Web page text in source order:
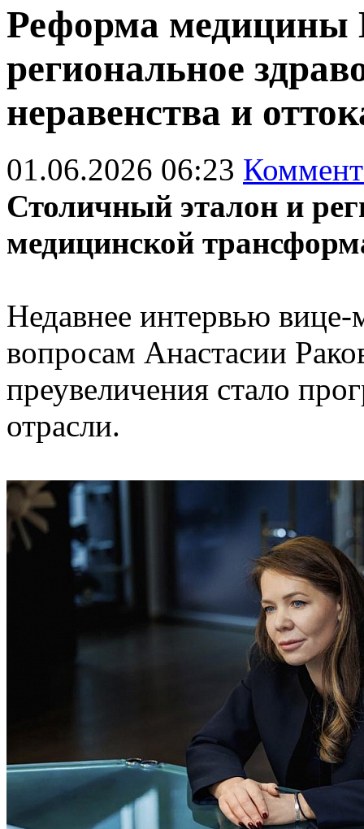
Реформа медицины
региональное
неравенства и
01.06.2026 06:23
Столичный эталон и
медицинской
Недавнее интервью
вопросам Анастасии
преувеличения стало
отрасли.